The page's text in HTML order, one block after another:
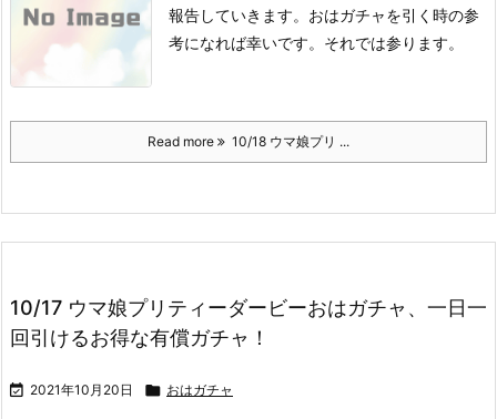
報告していきます。 おはガチャを引く時の参
考になれば幸いです。 それでは参ります。
Read more 10/18 ウマ娘プリ ...
10/17 ウマ娘プリティーダービーおはガチャ、一日一
回引けるお得な有償ガチャ！
 2021年10月20日  おはガチャ